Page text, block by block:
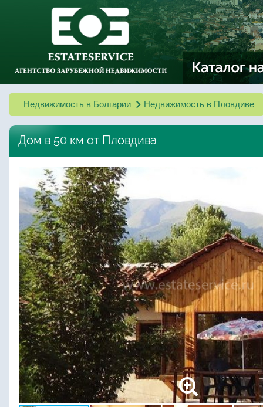
Недвижимость в Болгарии Недвижимость в Пловдиве
Дом в 50 км от Пловдива